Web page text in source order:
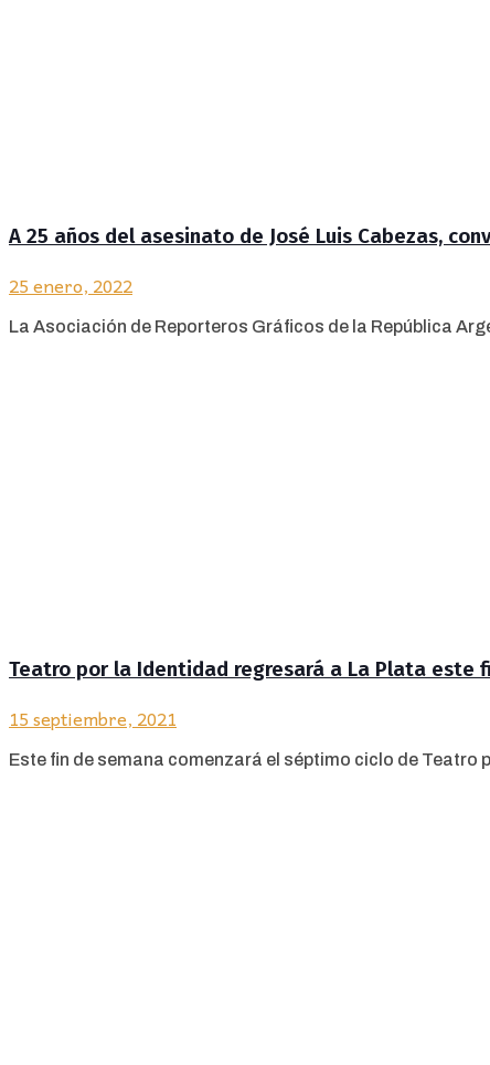
A 25 años del asesinato de José Luis Cabezas,
25 enero, 2022
La Asociación de Reporteros Gráficos de la República
Teatro por la Identidad regresará a La Plata este
15 septiembre, 2021
Este fin de semana comenzará el séptimo ciclo de Teatro